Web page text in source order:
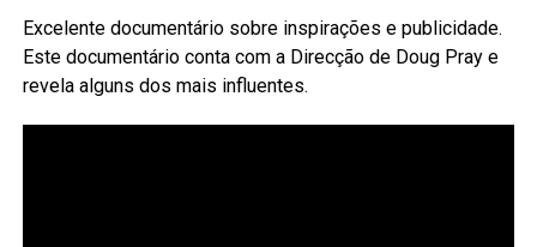
Excelente documentário sobre inspirações e publicidade.
Este documentário conta com a Direcção de Doug Pray e
revela alguns dos mais influentes.